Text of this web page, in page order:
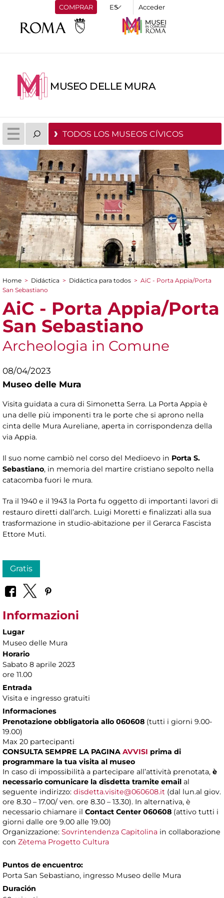
COMPRAR Acceder
MUSEO DELLE MURA
TODOS LOS MUSEOS CÍVICOS
You are here
Home > Didáctica > Didáctica para todos > AiC - Porta Appia/Porta
San Sebastiano
AiC - Porta Appia/Porta
San Sebastiano
Archeologia in Comune
08/04/2023
Museo delle Mura
Visita guidata a cura di Simonetta Serra. La Porta Appia è
una delle più imponenti tra le porte che si aprono nella
cinta delle Mura Aureliane, aperta in corrispondenza della
via Appia.
Il suo nome cambiò nel corso del Medioevo in Porta S.
Sebastiano, in memoria del martire cristiano sepolto nella
catacomba fuori le mura.
Tra il 1940 e il 1943 la Porta fu oggetto di importanti lavori di
restauro diretti dall’arch. Luigi Moretti e finalizzati alla sua
trasformazione in studio-abitazione per il Gerarca Fascista
Ettore Muti.
Gratis
Informazioni
Lugar
Museo delle Mura
Horario
Sabato 8 aprile 2023
ore 11.00
Entrada
Visita e ingresso gratuiti
Informaciones
Prenotazione obbligatoria allo 060608 (tutti i giorni 9.00-
19.00)
Max 20 partecipanti
CONSULTA SEMPRE LA PAGINA AVVISI prima di
programmare la tua visita al museo
In caso di impossibilità a partecipare all’attività prenotata, è
necessario comunicare la disdetta tramite email al
seguente indirizzo: disdetta.visite@060608.it (dal lun.al giov.
ore 8.30 – 17.00/ ven. ore 8.30 – 13.30). In alternativa, è
necessario chiamare il Contact Center 060608 (attivo tutti i
giorni dalle ore 9.00 alle 19.00)
Organizzazione: Sovrintendenza Capitolina in collaborazione
con Zètema Progetto Cultura
Puntos de encuentro:
Porta San Sebastiano, ingresso Museo delle Mura
Duración